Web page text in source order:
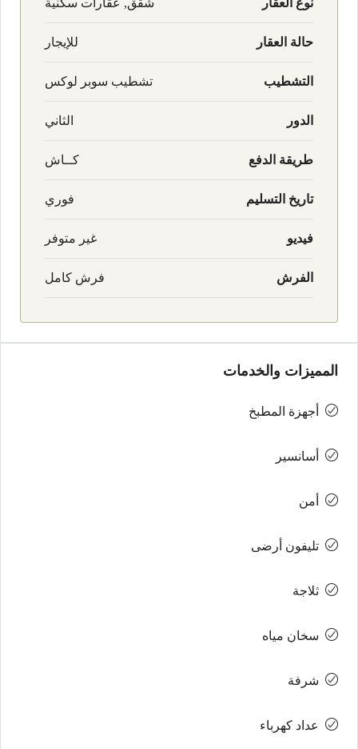
نوع العقار شقق, عقارات سكنية
حالة العقار للإيجار
التشطيب تشطيب سوبر لوكس
الدور الثاني
طريقة الدفع كــاش
تاريخ التسليم فوري
فيديو غير متوفر
الفرش فرش كامل
المميزات والخدمات
أجهزة المطبخ
أسانسير
أمن
تليفون أرضى
ثلاجة
سخان مياه
شرفة
عداد كهرباء